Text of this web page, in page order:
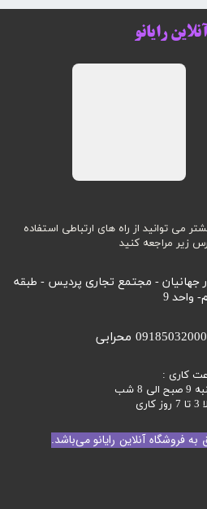
فروشگاه آنلاین رایانو می‌باشد.
می توانید از راه های ارتباطی استفاده
زیر مراجعه کنید
جهانیان - مجتمع تجاری پردیس - طبقه
واحد 9
کاری :
شب
رایانو